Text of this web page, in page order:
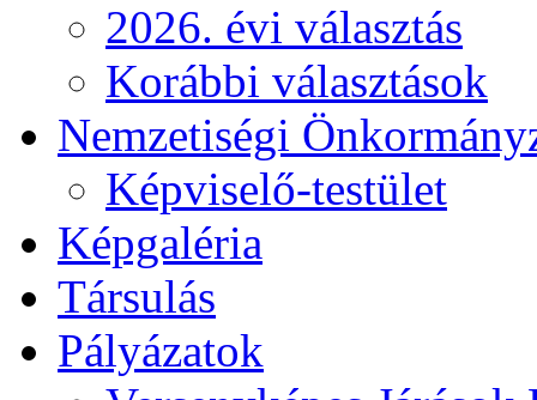
2026. évi választás
Korábbi választások
Nemzetiségi
Képviselő-testület
Képgaléria
Társulás
Pályázatok